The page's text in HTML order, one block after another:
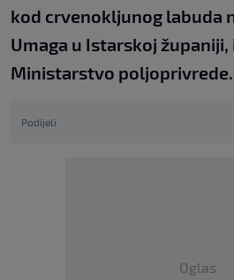
kod crvenokljunog labuda
Umaga u Istarskoj
Ministarstvo poljoprivrede.
Podijeli
Oglas